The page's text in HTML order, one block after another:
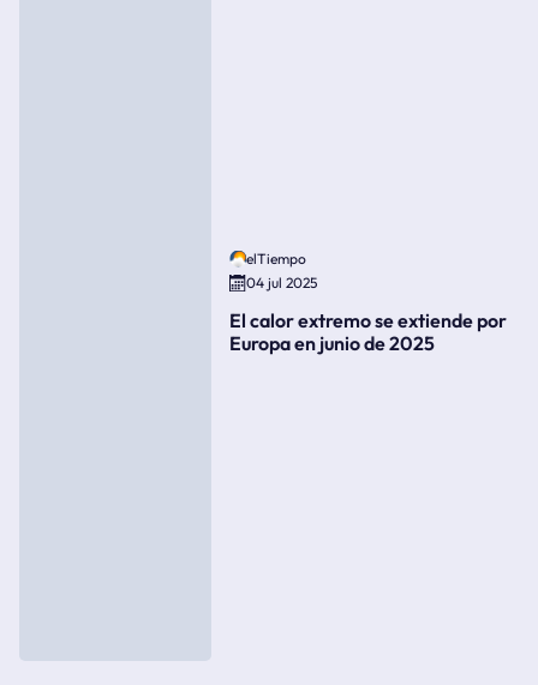
elTiempo
04 jul 2025
El calor extremo se extiende por
Europa en junio de 2025